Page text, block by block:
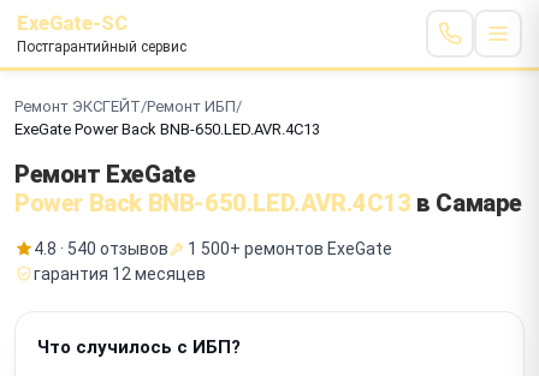
ExeGate-SC
Постгарантийный сервис
Ремонт ЭКСГЕЙТ/Ремонт ИБП/
ExeGate Power Back BNB-650.LED.AVR.4C13
Ремонт ExeGate
Power Back BNB-650.LED.AVR.4C13 в Самаре
4.8 · 540 отзывов
1 500+ ремонтов ExeGate
гарантия 12 месяцев
Что случилось с ИБП?